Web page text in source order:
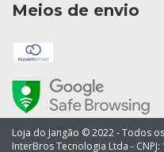
Meios de envio
Loja do Jangão © 2022 - Todos
InterBros Tecnologia Ltda -